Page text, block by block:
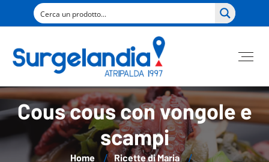
Cous cous con vongole e
scampi
Home
Ricette di Maria